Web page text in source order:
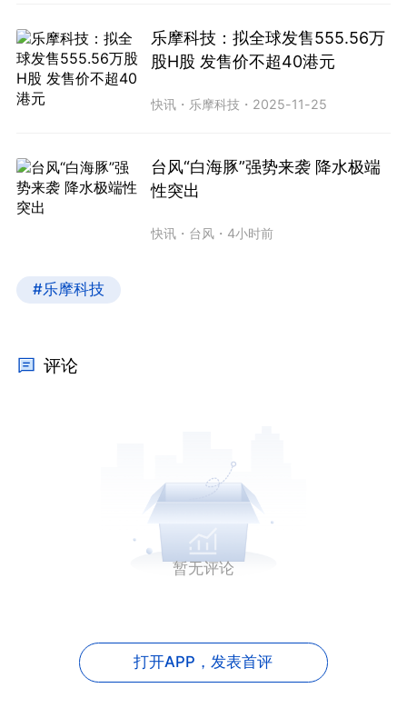
乐摩科技：拟全球发售555.56万
股H股 发售价不超40港元
快讯 ・ 乐摩科技 ・ 2025-11-25
台风“白海豚”强势来袭 降水极端
性突出
快讯 ・ 台风 ・ 4小时前
#乐摩科技
评论
暂无评论
打开APP，发表首评